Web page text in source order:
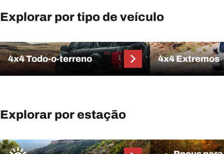
Explorar por tipo de veículo
4x4 Todo-o-terreno 4x4 Extremos
Explorar por estação